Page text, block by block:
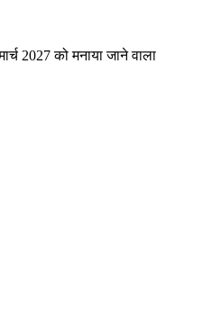
2027 को मनाया जाने वाला